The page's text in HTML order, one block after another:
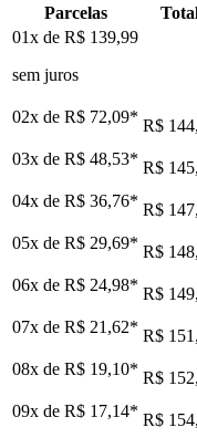
Parcelas
01x de R$ 139,99
sem juros
02x de R$ 72,09* R$
03x de R$ 48,53* R$
04x de R$ 36,76* R$
05x de R$ 29,69* R$
06x de R$ 24,98* R$
07x de R$ 21,62* R$
08x de R$ 19,10* R$
09x de R$ 17,14* R$